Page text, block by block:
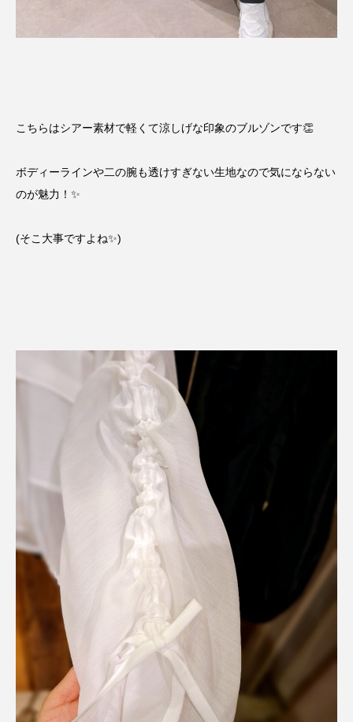
こちらはシアー素材で軽くて涼しげな印象のブルゾンです👏
ボディーラインや二の腕も透けすぎない生地なので気にならない
のが魅力！✨️
(そこ大事ですよね✨️)